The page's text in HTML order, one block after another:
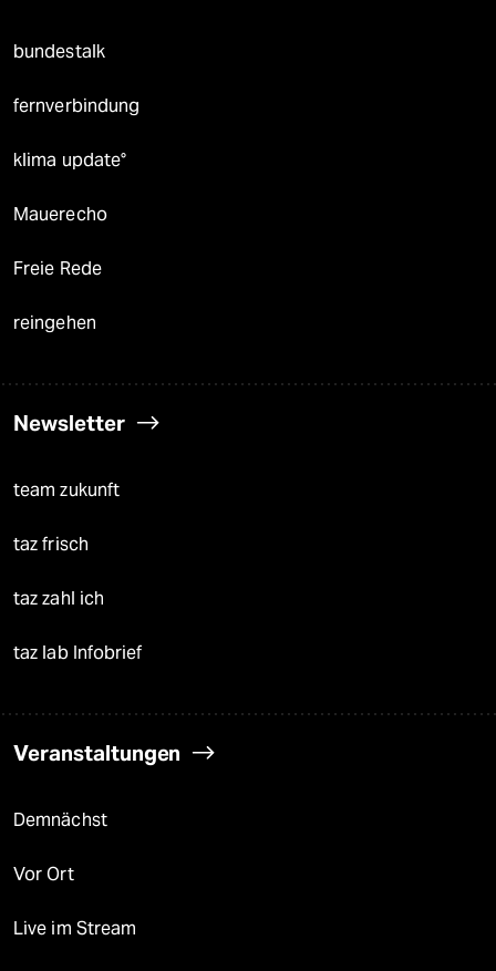
bundestalk
fernverbindung
klima update°
Mauerecho
Freie Rede
reingehen
Newsletter
team zukunft
taz frisch
taz zahl ich
taz lab Infobrief
Veranstaltungen
Demnächst
Vor Ort
Live im Stream